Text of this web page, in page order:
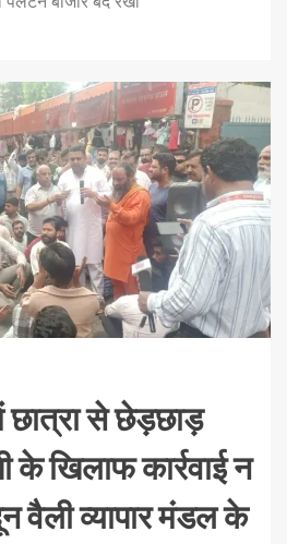
छात्रा से छेड़छाड़
के खिलाफ कार्रवाई न
वैली व्यापार मंडल के